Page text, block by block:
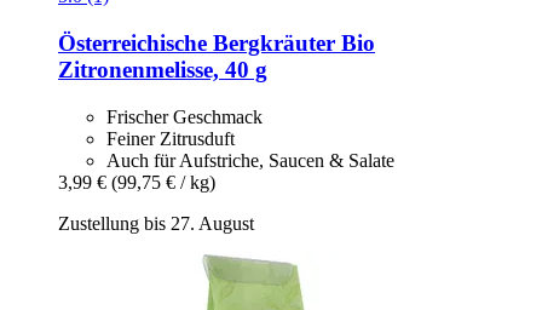
Österreichische Bergkräuter Bio
Zitronenmelisse, 40 g
Frischer Geschmack
Feiner Zitrusduft
Auch für Aufstriche, Saucen & Salate
3,99 € (99,75 € / kg)
Zustellung bis 27. August